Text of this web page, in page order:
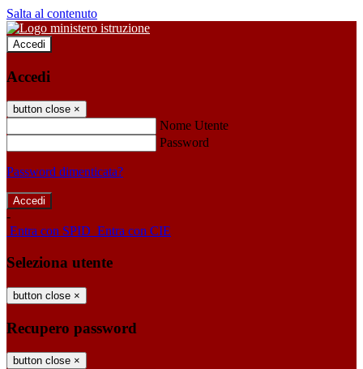
Salta al contenuto
Accedi
Accedi
button close ×
Nome Utente
Password
Password dimenticata?
-
Entra con SPID Entra con CIE
Seleziona utente
button close ×
Recupero password
button close ×